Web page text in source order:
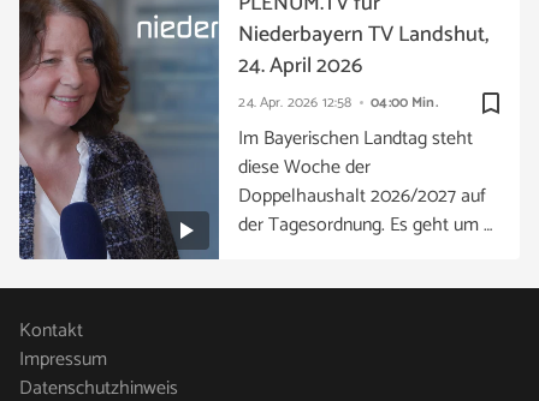
bookmark_border
24. Apr. 2026 12:58 04:00 Min.
Niederbayern TV Landshut,
24. April 2026
Im Bayerischen Landtag steht
diese Woche der
Doppelhaushalt 2026/2027 auf
der Tagesordnung. Es geht um …
Kontakt
Impressum
Datenschutzhinweis